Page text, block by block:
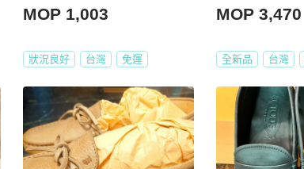
MOP 1,003
狀況良好 台灣 免運
MOP 3,470
全新品 台灣